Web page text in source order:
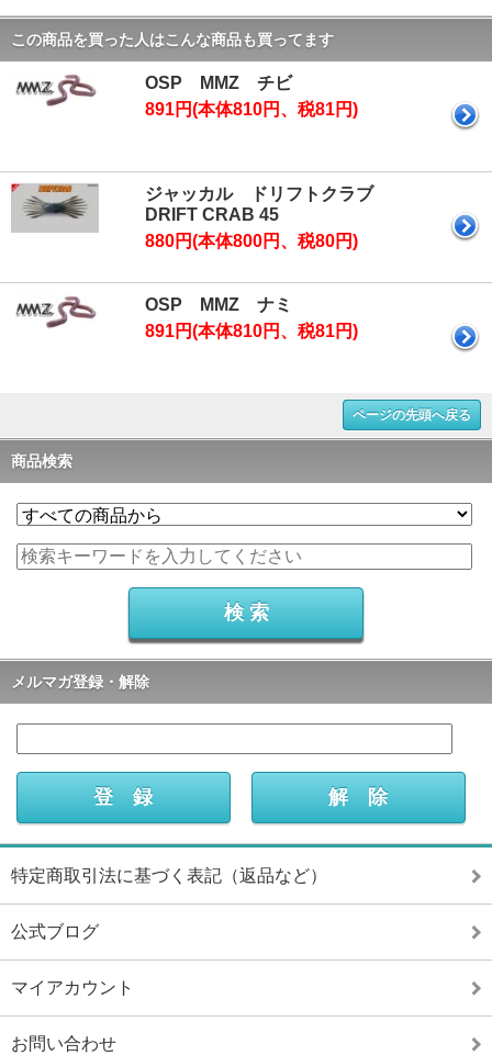
この商品を買った人はこんな商品も買ってます
OSP MMZ チビ
891円(本体810円、税81円)
ジャッカル ドリフトクラブ
DRIFT CRAB 45
880円(本体800円、税80円)
OSP MMZ ナミ
891円(本体810円、税81円)
ページの先頭へ戻る
商品検索
メルマガ登録・解除
特定商取引法に基づく表記（返品など）
公式ブログ
マイアカウント
お問い合わせ